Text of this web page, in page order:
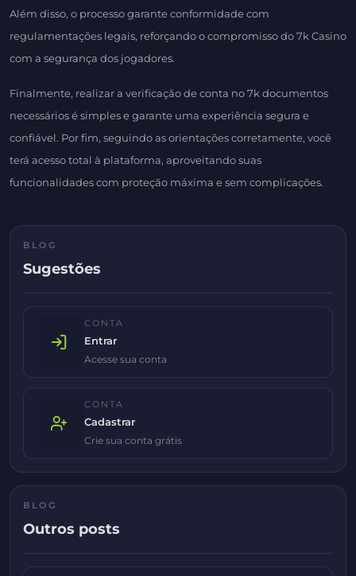
Além disso, o processo garante conformidade com
regulamentações legais, reforçando o compromisso do 7k Casino
com a segurança dos jogadores.
Finalmente, realizar a verificação de conta no 7k documentos
necessários é simples e garante uma experiência segura e
confiável. Por fim, seguindo as orientações corretamente, você
terá acesso total à plataforma, aproveitando suas
funcionalidades com proteção máxima e sem complicações.
BLOG
Sugestões
CONTA
Entrar
Acesse sua conta
CONTA
Cadastrar
Crie sua conta grátis
BLOG
Outros posts